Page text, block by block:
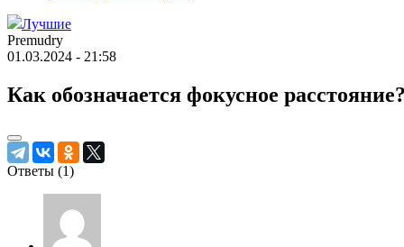
Лучшие
Premudry
01.03.2024 - 21:58
Как обозначается фокусное
Ответы (1)